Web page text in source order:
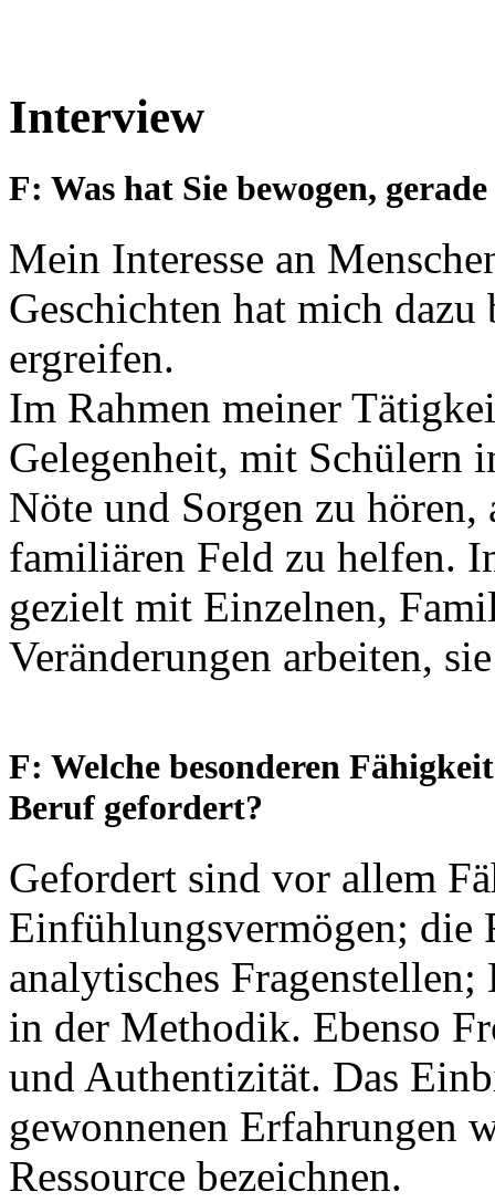
Interview
F: Was hat Sie bewogen,
Mein Interesse an
Geschichten hat mich
ergreifen.
Im Rahmen meiner
Gelegenheit, mit Schülern
Nöte und Sorgen zu
familiären Feld zu helfen.
gezielt mit Einzelnen,
Veränderungen arbeiten,
F: Welche besonderen
Beruf gefordert?
Gefordert sind vor allem
Einfühlungsvermögen; die
analytisches
in der Methodik. Ebenso
und Authentizität. Das
gewonnenen Erfahrungen
Ressource bezeichnen.